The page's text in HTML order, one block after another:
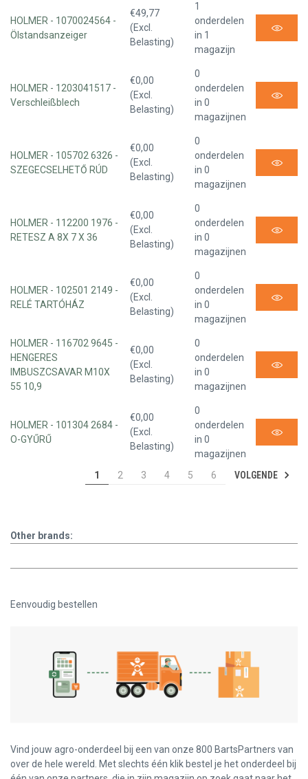
HOLMER - 1070024564 -
Ölstandsanzeiger
€49,77
(Excl.
Belasting)
1
onderdelen
in 1
magazijn
HOLMER - 1203041517 -
Verschleißblech
€0,00
(Excl.
Belasting)
0
onderdelen
in 0
magazijnen
HOLMER - 105702 6326 -
SZEGECSELHETŐ RÚD
€0,00
(Excl.
Belasting)
0
onderdelen
in 0
magazijnen
HOLMER - 112200 1976 -
RETESZ A 8X 7 X 36
€0,00
(Excl.
Belasting)
0
onderdelen
in 0
magazijnen
HOLMER - 102501 2149 -
RELÉ TARTÓHÁZ
€0,00
(Excl.
Belasting)
0
onderdelen
in 0
magazijnen
HOLMER - 116702 9645 -
HENGERES
IMBUSZCSAVAR M10X
55 10,9
€0,00
(Excl.
Belasting)
0
onderdelen
in 0
magazijnen
HOLMER - 101304 2684 -
O-GYŰRŰ
€0,00
(Excl.
Belasting)
0
onderdelen
in 0
magazijnen
1
2 3 4 5 6 VOLGENDE
Other brands:
Eenvoudig bestellen
Vind jouw agro-onderdeel bij een van onze 800 BartsPartners van
over de hele wereld. Met slechts één klik bestel je het onderdeel bij